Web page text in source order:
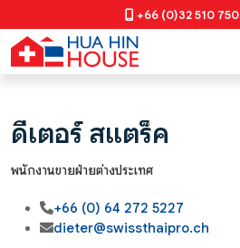
+66 (0)32 510 750
ดีเตอร์ สแตร็ค
พนักงานขายฝ่ายต่างประเทศ
+66 (0) 64 272 5227
dieter@swissthaipro.ch